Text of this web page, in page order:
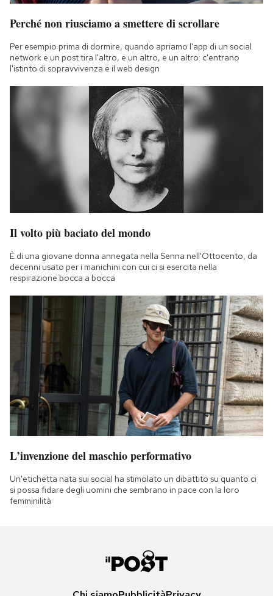
Perché non riusciamo a smettere di scrollare
Per esempio prima di dormire, quando apriamo l'app di un social
network e un post tira l'altro, e un altro, e un altro: c'entrano
l'istinto di sopravvivenza e il web design
Il volto più baciato del mondo
È di una giovane donna annegata nella Senna nell'Ottocento, da
decenni usato per i manichini con cui ci si esercita nella
respirazione bocca a bocca
L’invenzione del maschio performativo
Un'etichetta nata sui social ha stimolato un dibattito su quanto ci
si possa fidare degli uomini che sembrano in pace con la loro
femminilità